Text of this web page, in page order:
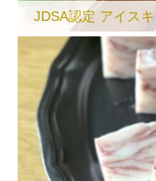
JDSA認定 アイス